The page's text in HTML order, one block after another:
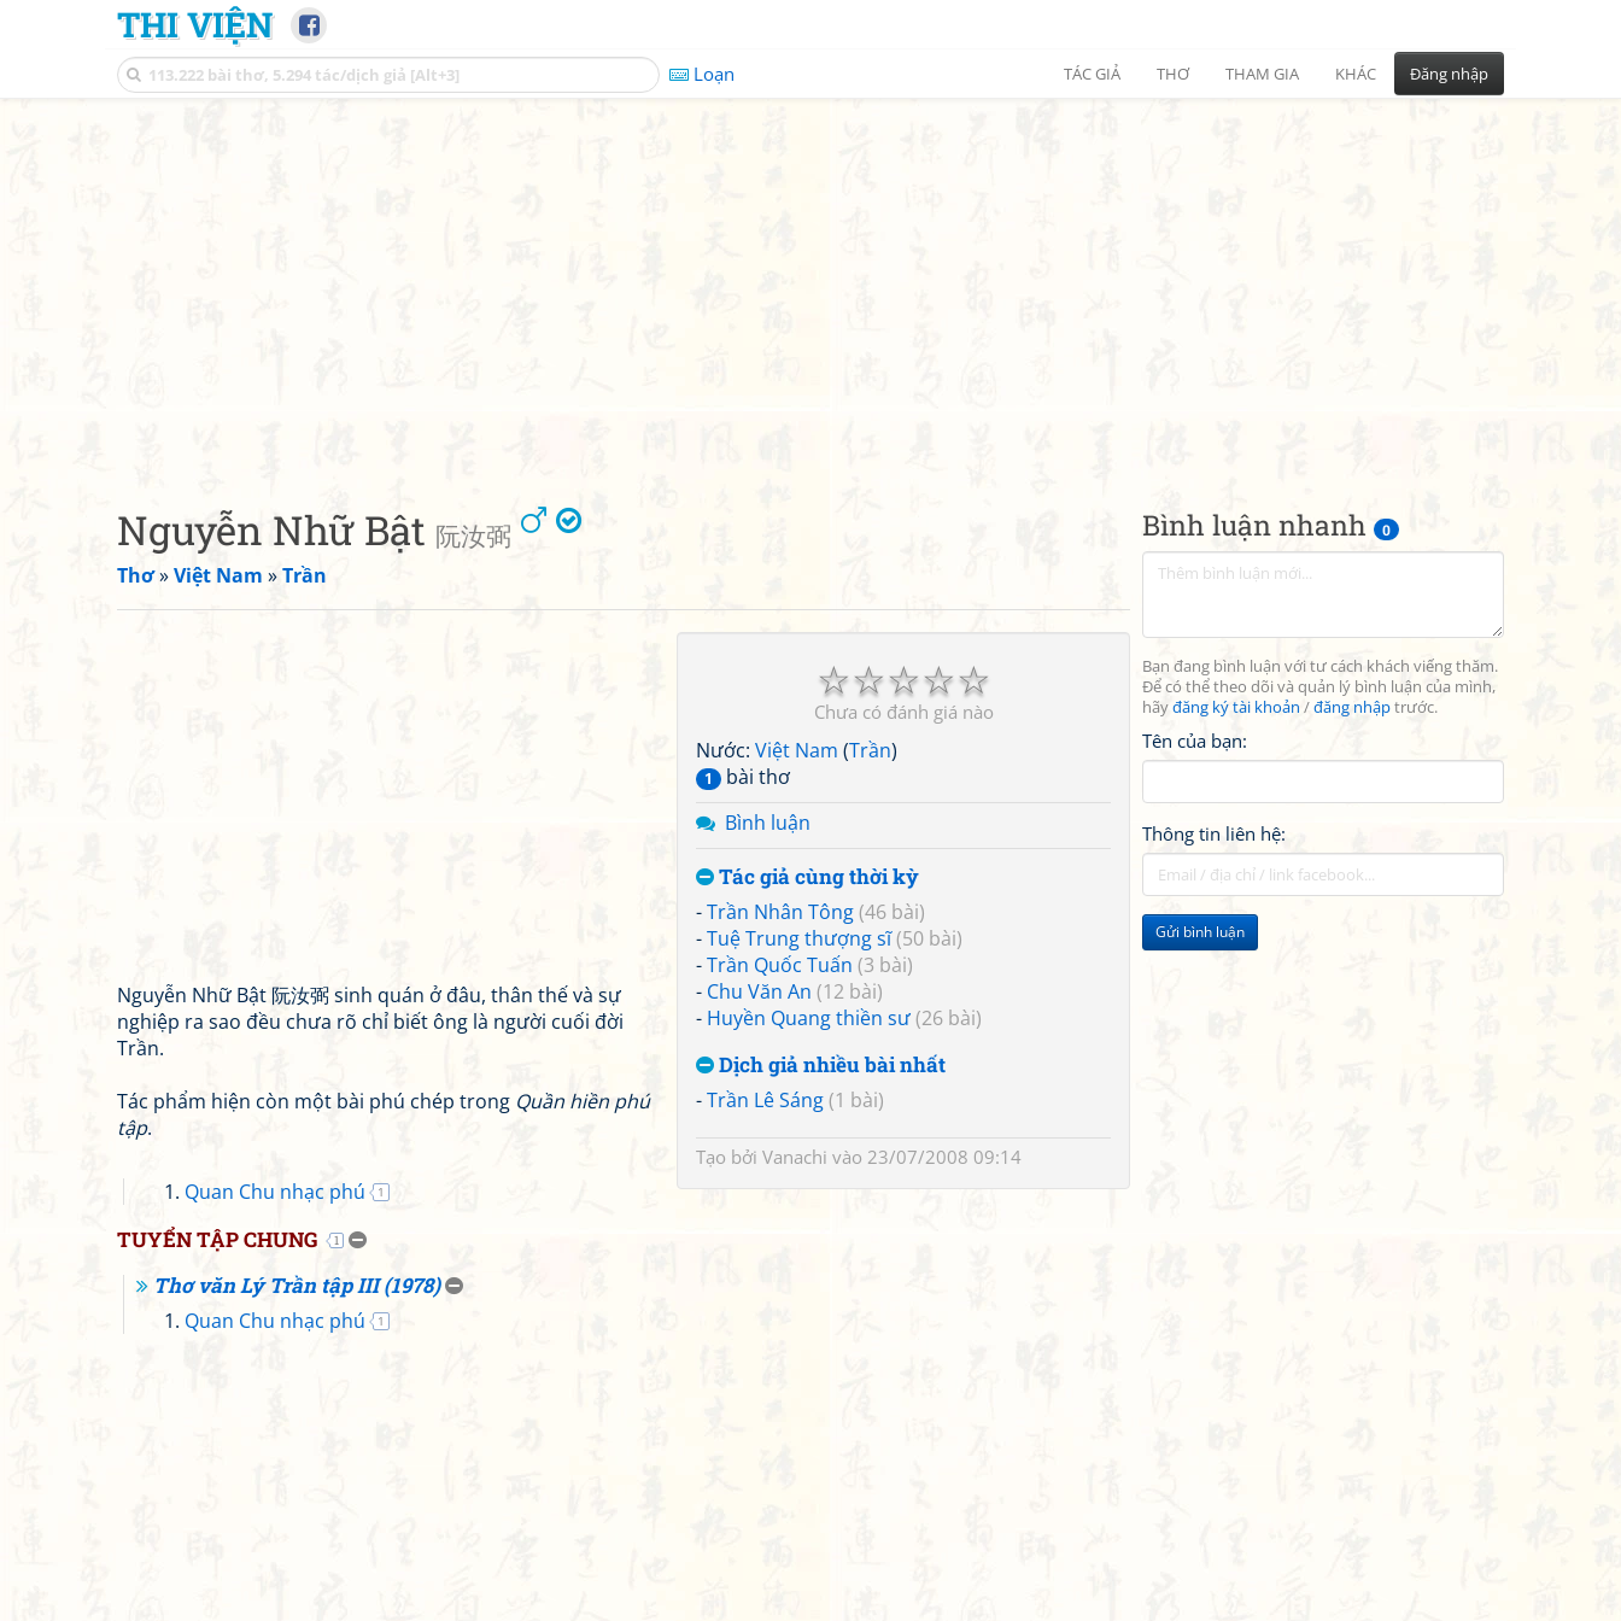
THI VIỆN
Loạn TÁC GIẢ THƠ THAM GIA KHÁC Đăng nhập
Bình luận nhanh 0
Bạn đang bình luận với tư cách khách viếng thăm.
Để có thể theo dõi và quản lý bình luận của mình,
hãyđăng ký tài khoản /đăng nhậptrước.
Tên của bạn:
Thông tin liên hệ:
Gửi bình luận
Nguyễn Nhữ Bật 阮汝弼
Thơ»Việt Nam »Trần
☆
☆
☆
☆
☆
Chưa có đánh giá nào
Nước: Việt Nam (Trần)
1
bài thơ
Bình luận
Tác giả cùng thời kỳ
-Trần Nhân Tông(46 bài)
-Tuệ Trung thượng sĩ(50 bài)
-Trần Quốc Tuấn (3 bài)
- Chu Văn An (12 bài)
- Huyền Quang thiền sư(26 bài)
Dịch giả nhiều bài nhất
-Trần Lê Sáng(1 bài)
Tạo bởi Vanachi vào 23/07/2008 09:14
Nguyễn Nhữ Bật 阮汝弼 sinh quán ở đâu, thân thế và sự
nghiệp ra sao đều chưa rõ chỉ biết ông là người cuối đời
Trần.
Tác phẩm hiện còn một bài phú chép trong Quần hiền phú
tập.
Quan Chu nhạc phú 1
TUYỂN TẬP CHUNG 1
Thơ văn Lý Trần tập III (1978)
Quan Chu nhạc phú 1